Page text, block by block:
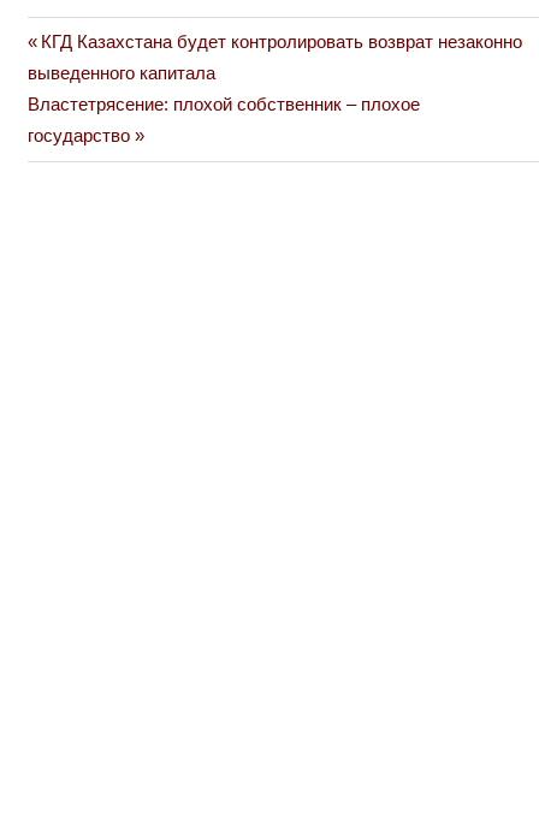
Навигация
по
записям
Previous
Post:
КГД Казахстана будет контролировать возврат незаконно
выведенного капитала
Next
Post:
Властетрясение: плохой собственник – плохое
государство